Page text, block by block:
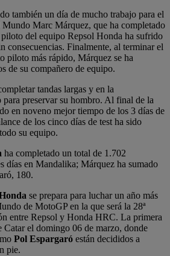
también un día de mucho trabajo para el
Mundo Marc Márquez, que ha completado
del equipo Repsol Honda ha sufrido
consecuencias. Finalmente, al terminar el
piloto más rápido, Márquez se ha
de su compañero de equipo.
tandas largas y en la
preservar su hombro. Al final de la
en noveno mejor tiempo de los 3 días de
de los cinco días de test ha sido
su equipo.
ha completado un total de 1.702
días en Mandalika; Márquez ha sumado
180.
se prepara para luchar un año más
de MotoGP en la que será la 28ª
entre Repsol y Honda HRC. La primera
Catar el domingo 06 de marzo, donde
Pol Espargaró están decididos a
pie.